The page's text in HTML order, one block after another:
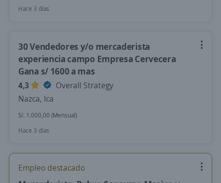
Hace 3 días
30 Vendedores y/o mercaderista
experiencia campo Empresa Cervecera
Gana s/ 1600 a mas
4,3
Overall Strategy
Nazca, Ica
S/. 1.000,00 (Mensual)
Hace 3 días
Empleo destacado